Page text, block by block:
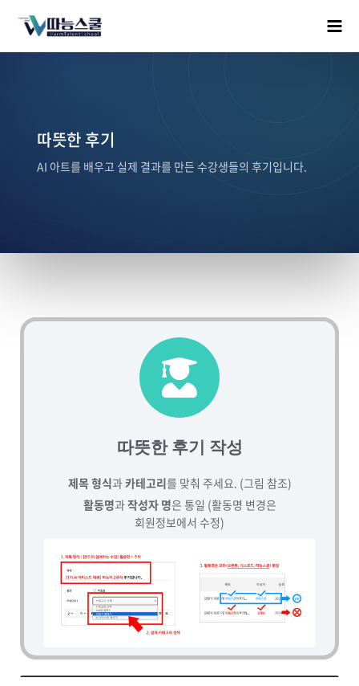
따뜻한 후기
AI 아트를 배우고 실제 결과를 만든 수강생들의 후기입니다.
따뜻한 후기 작성
제목 형식과카테고리를 맞춰 주세요. (그림 참조)
활동명과작성자 명은 통일 (활동명 변경은
회원정보에서 수정)